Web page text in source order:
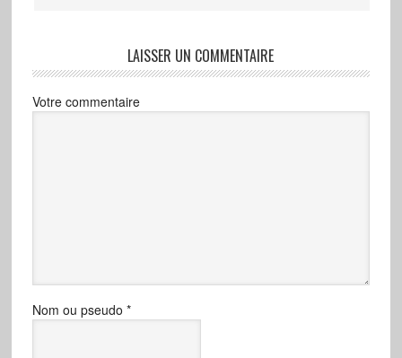
LAISSER UN COMMENTAIRE
Votre commentaire
Nom ou pseudo *